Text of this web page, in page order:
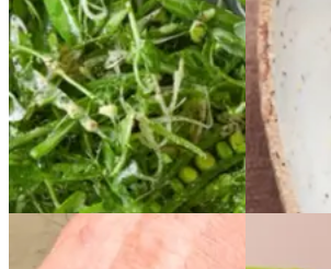
Gem opskrift
Vegetarisk
Vegetarisk
Vegansk